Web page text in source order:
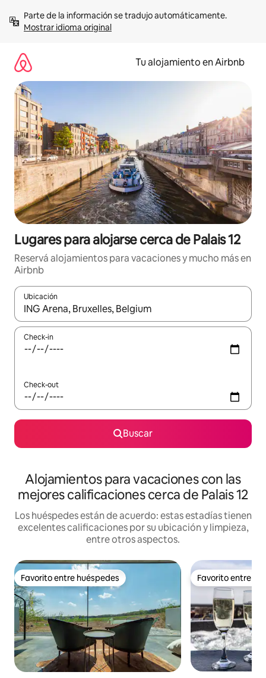
contenidoMostrar idioma original
Tu alojamiento en Airbnb
Lugares para alojarse cerca de Palais 12
Reservá alojamientos para vacaciones y mucho más en
Airbnb
Ubicación
Cuando los resultados estén disponibles, navegá con las
Check-in
Check-out
Buscar
Alojamientos para vacaciones con las
mejores calificaciones cerca de Palais 12
Los huéspedes están de acuerdo: estas estadías tienen
excelentes calificaciones por su ubicación y limpieza,
entre otros aspectos.
Favorito entre huéspedes
Favorito entre huéspedes Favorito entre
Favorito entre